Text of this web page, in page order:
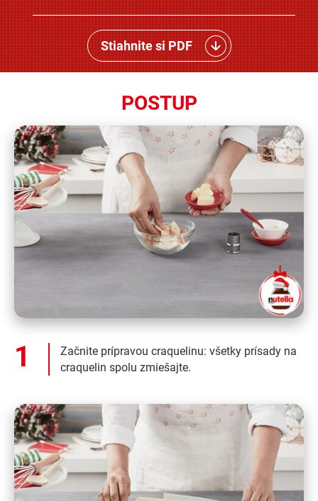
Stiahnite si PDF
POSTUP
Začnite prípravou craquelinu: všetky prísady na
craquelin spolu zmiešajte.